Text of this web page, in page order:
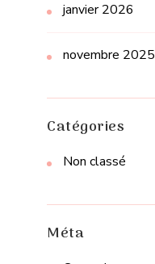
janvier 2026
novembre 2025
Catégories
Non classé
Méta